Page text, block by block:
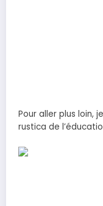
Pour aller plus loin,
rustica de